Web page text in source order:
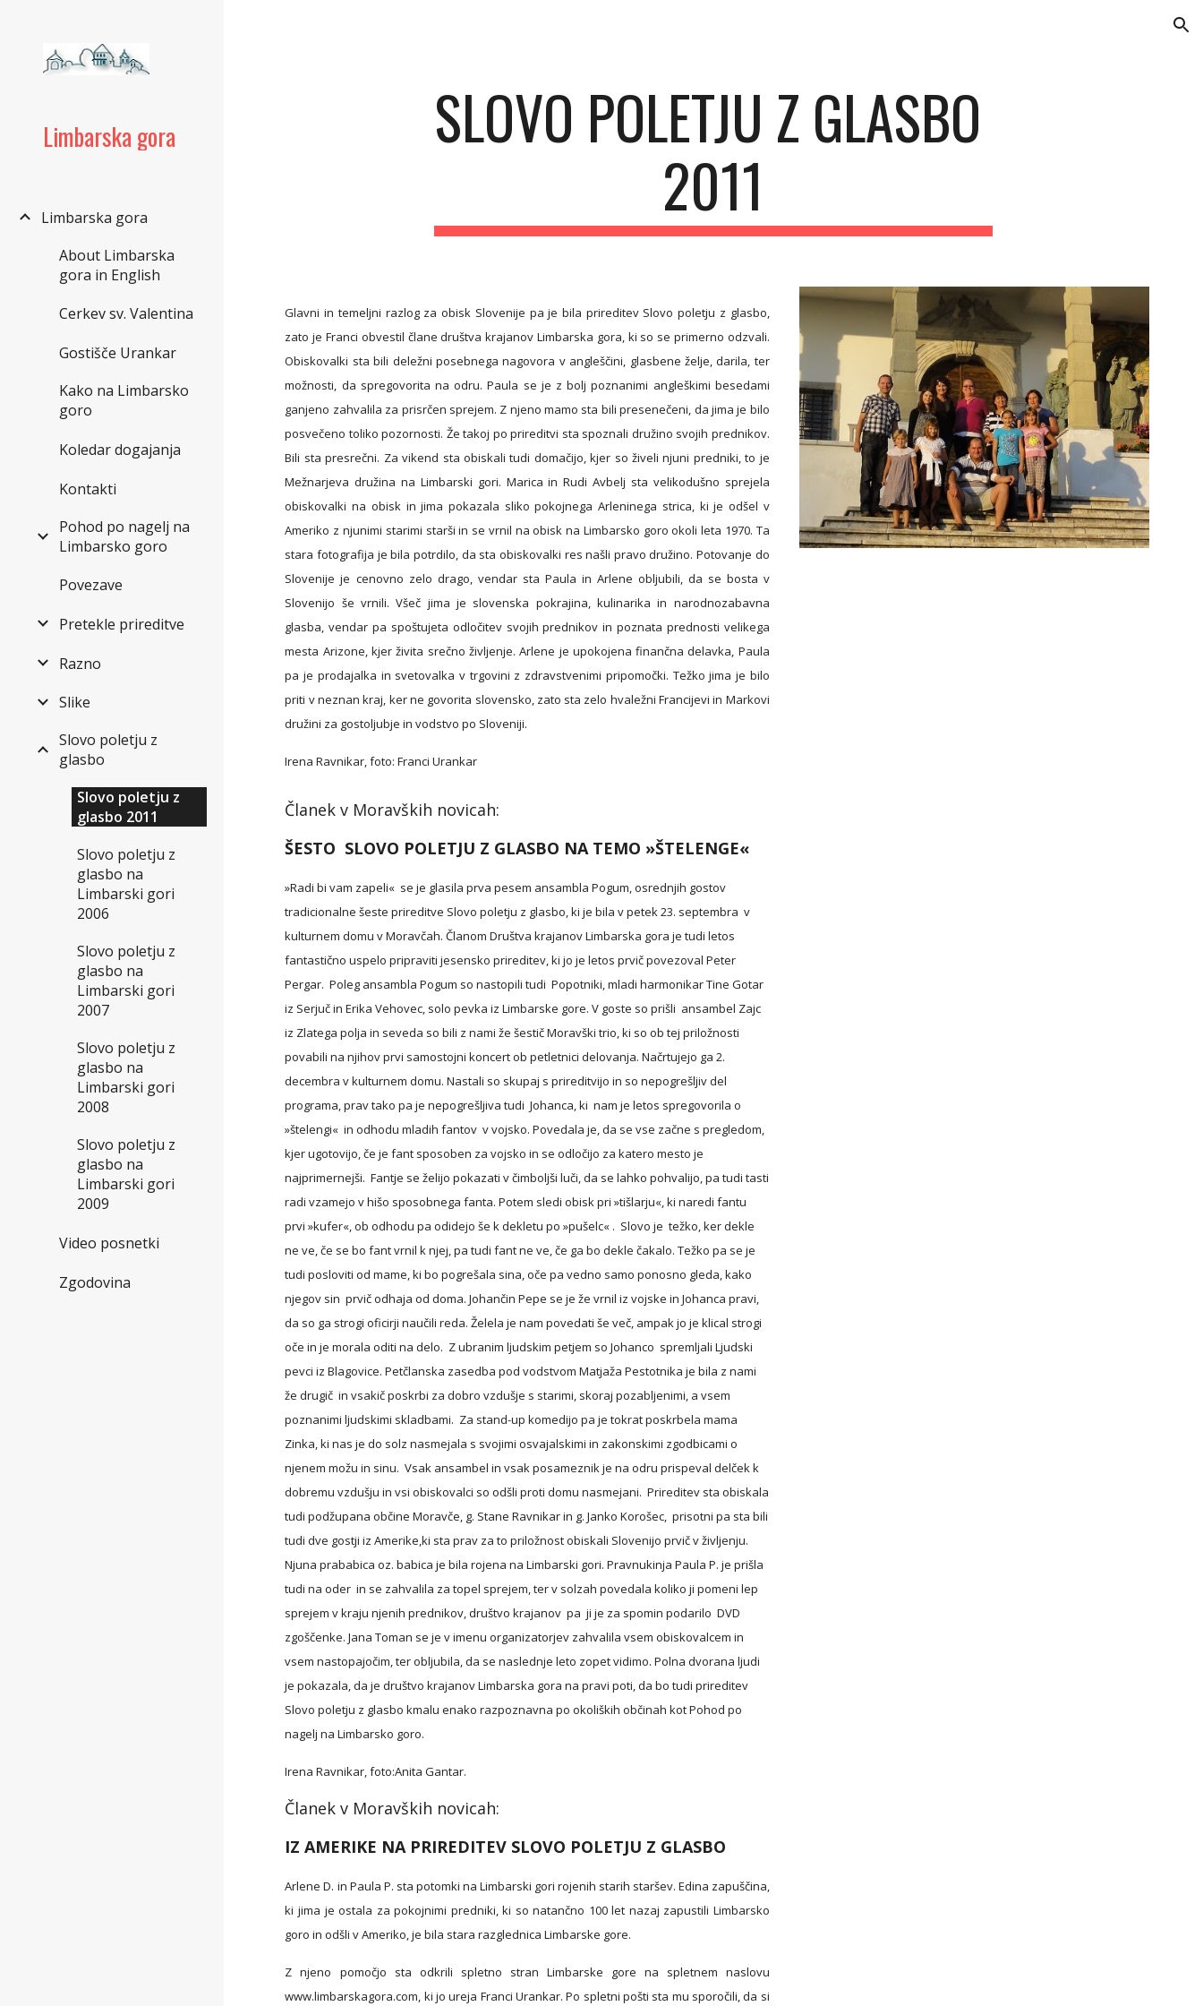
Limbarska gora
Limbarska gora
About Limbarska
gora in English
Cerkev sv. Valentina
Gostišče Urankar
Kako na Limbarsko
goro
Koledar dogajanja
Kontakti
Pohod po nagelj na
Limbarsko goro
Povezave
Pretekle prireditve
Razno
Slike
Slovo poletju z
glasbo
Slovo poletju z
glasbo 2011
Slovo poletju z
glasbo na
Limbarski gori
2006
Slovo poletju z
glasbo na
Limbarski gori
2007
Slovo poletju z
glasbo na
Limbarski gori
2008
Slovo poletju z
glasbo na
Limbarski gori
2009
Video posnetki
Zgodovina
SLOVO POLETJU Z GLASBO
2011
Glavni in temeljni razlog za obisk Slovenije pa je bila prireditev Slovo poletju z glasbo,
zato je Franci obvestil člane društva krajanov Limbarska gora, ki so se primerno odzvali.
Obiskovalki sta bili deležni posebnega nagovora v angleščini, glasbene želje, darila, ter
možnosti, da spregovorita na odru. Paula se je z bolj poznanimi angleškimi besedami
ganjeno zahvalila za prisrčen sprejem. Z njeno mamo sta bili presenečeni, da jima je bilo
posvečeno toliko pozornosti. Že takoj po prireditvi sta spoznali družino svojih prednikov.
Bili sta presrečni. Za vikend sta obiskali tudi domačijo, kjer so živeli njuni predniki, to je
Mežnarjeva družina na Limbarski gori. Marica in Rudi Avbelj sta velikodušno sprejela
obiskovalki na obisk in jima pokazala sliko pokojnega Arleninega strica, ki je odšel v
Ameriko z njunimi starimi starši in se vrnil na obisk na Limbarsko goro okoli leta 1970. Ta
stara fotografija je bila potrdilo, da sta obiskovalki res našli pravo družino. Potovanje do
Slovenije je cenovno zelo drago, vendar sta Paula in Arlene obljubili, da se bosta v
Slovenijo še vrnili. Všeč jima je slovenska pokrajina, kulinarika in narodnozabavna
glasba, vendar pa spoštujeta odločitev svojih prednikov in poznata prednosti velikega
mesta Arizone, kjer živita srečno življenje. Arlene je upokojena finančna delavka, Paula
pa je prodajalka in svetovalka v trgovini z zdravstvenimi pripomočki. Težko jima je bilo
priti v neznan kraj, ker ne govorita slovensko, zato sta zelo hvaležni Francijevi in Markovi
družini za gostoljubje in vodstvo po Sloveniji.
Irena Ravnikar, foto: Franci Urankar
Članek v Moravških novicah:
ŠESTO  SLOVO POLETJU Z GLASBO NA TEMO »ŠTELENGE«
»Radi bi vam zapeli«  se je glasila prva pesem ansambla Pogum, osrednjih gostov
tradicionalne šeste prireditve Slovo poletju z glasbo, ki je bila v petek 23. septembra  v
kulturnem domu v Moravčah. Članom Društva krajanov Limbarska gora je tudi letos
fantastično uspelo pripraviti jesensko prireditev, ki jo je letos prvič povezoval Peter
Pergar.  Poleg ansambla Pogum so nastopili tudi  Popotniki, mladi harmonikar Tine Gotar
iz Serjuč in Erika Vehovec, solo pevka iz Limbarske gore. V goste so prišli  ansambel Zajc
iz Zlatega polja in seveda so bili z nami že šestič Moravški trio, ki so ob tej priložnosti
povabili na njihov prvi samostojni koncert ob petletnici delovanja. Načrtujejo ga 2.
decembra v kulturnem domu. Nastali so skupaj s prireditvijo in so nepogrešljiv del
programa, prav tako pa je nepogrešljiva tudi  Johanca, ki  nam je letos spregovorila o
»štelengi«  in odhodu mladih fantov  v vojsko. Povedala je, da se vse začne s pregledom,
kjer ugotovijo, če je fant sposoben za vojsko in se odločijo za katero mesto je
najprimernejši.  Fantje se želijo pokazati v čimboljši luči, da se lahko pohvalijo, pa tudi tasti
radi vzamejo v hišo sposobnega fanta. Potem sledi obisk pri »tišlarju«, ki naredi fantu
prvi »kufer«, ob odhodu pa odidejo še k dekletu po »pušelc« .  Slovo je  težko, ker dekle
ne ve, če se bo fant vrnil k njej, pa tudi fant ne ve, če ga bo dekle čakalo. Težko pa se je
tudi posloviti od mame, ki bo pogrešala sina, oče pa vedno samo ponosno gleda, kako
njegov sin  prvič odhaja od doma. Johančin Pepe se je že vrnil iz vojske in Johanca pravi,
da so ga strogi oficirji naučili reda. Želela je nam povedati še več, ampak jo je klical strogi
oče in je morala oditi na delo.  Z ubranim ljudskim petjem so Johanco  spremljali Ljudski
pevci iz Blagovice. Petčlanska zasedba pod vodstvom Matjaža Pestotnika je bila z nami
že drugič  in vsakič poskrbi za dobro vzdušje s starimi, skoraj pozabljenimi, a vsem
poznanimi ljudskimi skladbami.  Za stand-up komedijo pa je tokrat poskrbela mama
Zinka, ki nas je do solz nasmejala s svojimi osvajalskimi in zakonskimi zgodbicami o
njenem možu in sinu.  Vsak ansambel in vsak posameznik je na odru prispeval delček k
dobremu vzdušju in vsi obiskovalci so odšli proti domu nasmejani.  Prireditev sta obiskala
tudi podžupana občine Moravče, g. Stane Ravnikar in g. Janko Korošec,  prisotni pa sta bili
tudi dve gostji iz Amerike,ki sta prav za to priložnost obiskali Slovenijo prvič v življenju.
Njuna prababica oz. babica je bila rojena na Limbarski gori. Pravnukinja Paula P. je prišla
tudi na oder  in se zahvalila za topel sprejem, ter v solzah povedala koliko ji pomeni lep
sprejem v kraju njenih prednikov, društvo krajanov  pa  ji je za spomin podarilo  DVD
zgoščenke. Jana Toman se je v imenu organizatorjev zahvalila vsem obiskovalcem in
vsem nastopajočim, ter obljubila, da se naslednje leto zopet vidimo. Polna dvorana ljudi
je pokazala, da je društvo krajanov Limbarska gora na pravi poti, da bo tudi prireditev
Slovo poletju z glasbo kmalu enako razpoznavna po okoliških občinah kot Pohod po
nagelj na Limbarsko goro.
Irena Ravnikar, foto:Anita Gantar.
Članek v Moravških novicah:
IZ AMERIKE NA PRIREDITEV SLOVO POLETJU Z GLASBO
Arlene D. in Paula P. sta potomki na Limbarski gori rojenih starih staršev. Edina zapuščina,
ki jima je ostala za pokojnimi predniki, ki so natančno 100 let nazaj zapustili Limbarsko
goro in odšli v Ameriko, je bila stara razglednica Limbarske gore.
Z njeno pomočjo sta odkrili spletno stran Limbarske gore na spletnem naslovu
www.limbarskagora.com, ki jo ureja Franci Urankar. Po spletni pošti sta mu sporočili, da si